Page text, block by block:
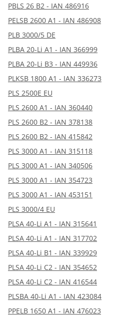
PBLS 26 B2 - IAN 486916
PELSB 2600 A1 - IAN 486908
PLB 3000/5 DE
PLBA 20-Li A1 - IAN 366999
PLBA 20-Li B3 - IAN 449936
PLKSB 1800 A1 - IAN 336273
PLS 2500E EU
PLS 2600 A1 - IAN 360440
PLS 2600 B2 - IAN 378138
PLS 2600 B2 - IAN 415842
PLS 3000 A1 - IAN 315118
PLS 3000 A1 - IAN 340506
PLS 3000 A1 - IAN 354723
PLS 3000 A1 - IAN 453151
PLS 3000/4 EU
PLSA 40-Li A1 - IAN 315641
PLSA 40-Li A1 - IAN 317702
PLSA 40-Li B1 - IAN 339929
PLSA 40-Li C2 - IAN 354652
PLSA 40-Li C2 - IAN 416544
PLSBA 40-Li A1 - IAN 423084
PPELB 1650 A1 - IAN 476023